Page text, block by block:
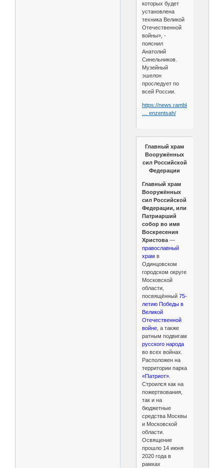
которых будет
установлена
техника Великой
Отечественной
войны», -
пояснил
Анатолий
Синельников.
Музейный
эшелон
проследует по
всей России.
https://news.rambler.ru/other/
… enzentsah/
Главный храм
Вооружённых
сил Российской
Федерации
Главный храм
Вооружённых
сил Российской
Федерации, или
Патриарший
собор во имя
Воскресения
Христова —
православный
храм в
Одинцовском
городском округе
Московской
области,
посвящённый75-
летию Победы в
Великой
Отечественной
войне, а также
ратным подвигам
русского народа
во всех войнах.
Расположен на
территории парка
«Патриот».
Строился как на
пожертвования,
так и на
бюджетные
средства Москвы
и Московской
области.
Освящение
прошло 14 июня
2020 года в
рамках